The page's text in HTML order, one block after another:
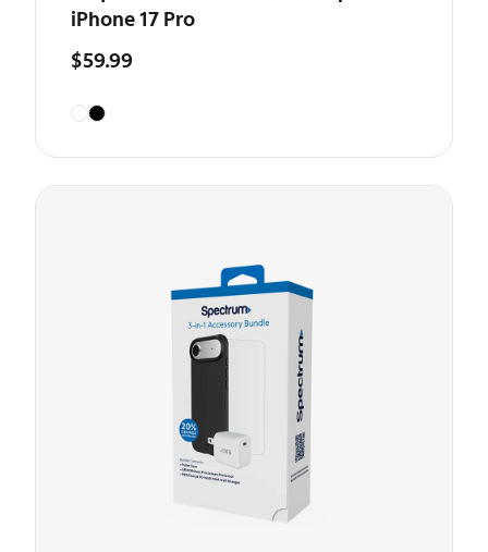
iPhone 17 Pro
$59.99